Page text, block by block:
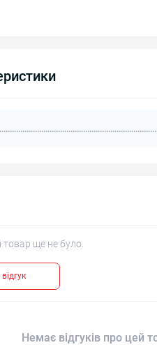
товар ще не було.
Немає відгуків про цей